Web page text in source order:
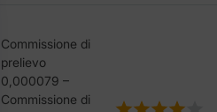
Commissione di
prelievo
0,000079 –
Commissione di